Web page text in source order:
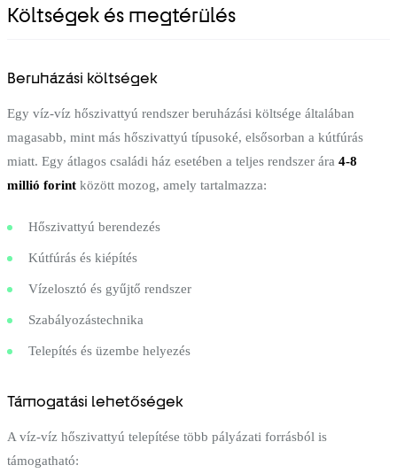
Költségek és megtérülés
Beruházási költségek
Egy víz-víz hőszivattyú rendszer beruházási költsége általában
magasabb, mint más hőszivattyú típusoké, elsősorban a kútfúrás
miatt. Egy átlagos családi ház esetében a teljes rendszer ára 4-8
millió forint között mozog, amely tartalmazza:
Hőszivattyú berendezés
Kútfúrás és kiépítés
Vízelosztó és gyűjtő rendszer
Szabályozástechnika
Telepítés és üzembe helyezés
Támogatási lehetőségek
A víz-víz hőszivattyú telepítése több pályázati forrásból is
támogatható: